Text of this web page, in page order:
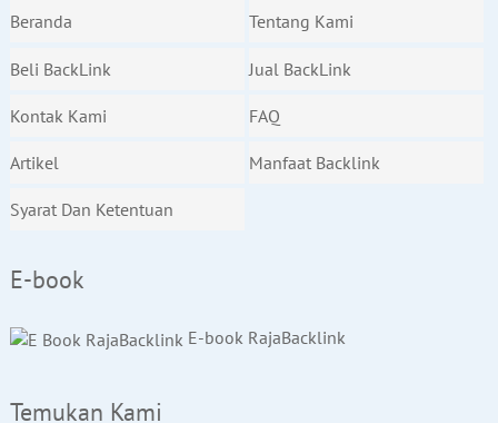
Beranda Tentang Kami
Beli BackLink Jual BackLink
Kontak Kami FAQ
Artikel Manfaat Backlink
Syarat Dan Ketentuan
E-book
E-book RajaBacklink
Temukan Kami